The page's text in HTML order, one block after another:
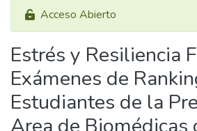
StatisticsAcceso Abierto
Estrés y Resiliencia
Exámenes de
Estudiantes de la